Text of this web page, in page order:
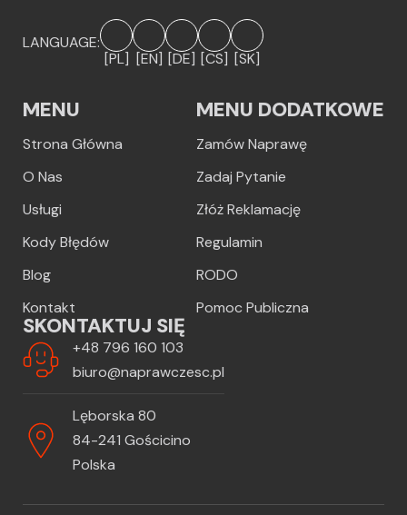
LANGUAGE:
[PL] [EN] [DE] [CS] [SK]
MENU
Strona Główna
O Nas
Usługi
Kody Błędów
Blog
Kontakt
MENU DODATKOWE
Zamów Naprawę
Zadaj Pytanie
Złóż Reklamację
Regulamin
RODO
Pomoc Publiczna
SKONTAKTUJ SIĘ
+48 796 160 103
biuro@naprawczesc.pl
Lęborska 80
84-241 Gościcino
Polska